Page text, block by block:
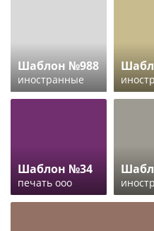
Шаблон №988
иностранные
Шаблон №34
печать ооо